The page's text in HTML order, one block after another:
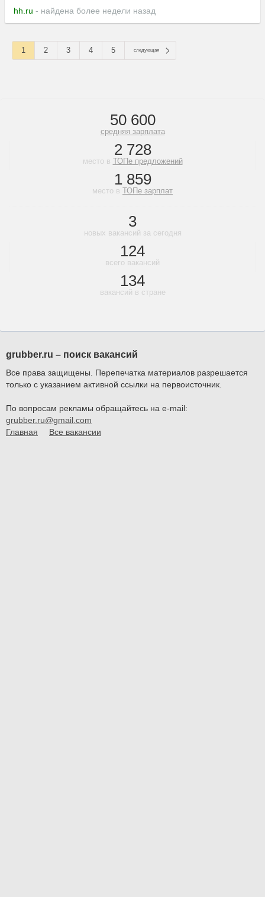
hh.ru - найдена более недели назад
1 2 3 4 5 следующая
50 600
средняя зарплата
2 728
место в ТОПе предложений
1 859
место в ТОПе зарплат
3
новых вакансий за сегодня
124
всего вакансий
134
вакансий в стране
grubber.ru – поиск вакансий
Все права защищены. Перепечатка материалов разрешается
только с указанием активной ссылки на первоисточник.
По вопросам рекламы обращайтесь на e-mail:
grubber.ru@gmail.com
Главная
Все вакансии